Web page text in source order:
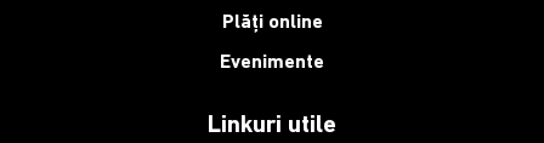
Plăți online
Evenimente
Linkuri utile